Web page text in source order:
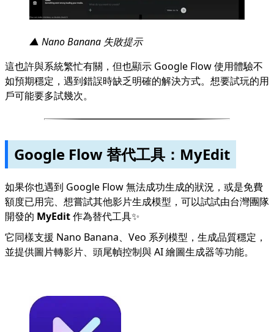
▲ Nano Banana 失敗提示
這也許與系統繁忙有關，但也顯示 Google Flow 使用體驗不
如預期穩定，遇到錯誤時缺乏明確的解決方式。想要試玩的用
戶可能要多試幾次。
Google Flow 替代工具：MyEdit
如果你也遇到 Google Flow 無法成功生成的狀況，或是免費
額度已用完、想嘗試其他影片生成模型，可以試試由台灣團隊
開發的 MyEdit作為替代工具✨
它同樣支援 Nano Banana、Veo 系列模型，生成品質穩定，
並提供圖片轉影片、頭尾幀控制與 AI 繪圖生成器等功能。